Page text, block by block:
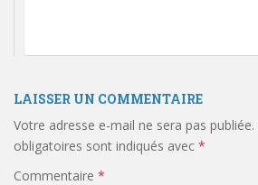
LAISSER UN COMMENTAIRE
Votre adresse e-mail ne sera pas publiée.
obligatoires sont indiqués avec *
Commentaire *